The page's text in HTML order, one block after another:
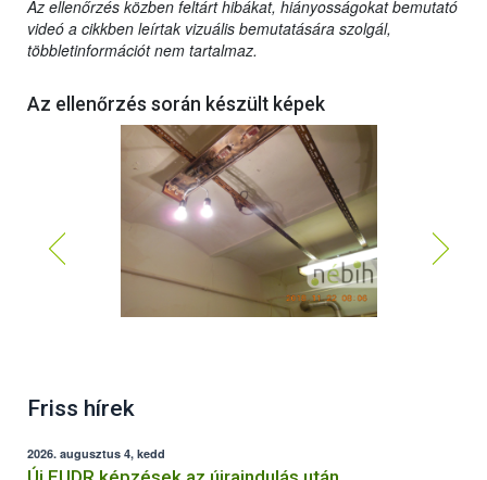
Az ellenőrzés közben feltárt hibákat, hiányosságokat bemutató
videó a cikkben leírtak vizuális bemutatására szolgál,
többletinformációt nem tartalmaz.
Az ellenőrzés során készült képek
Friss hírek
2026. augusztus 4, kedd